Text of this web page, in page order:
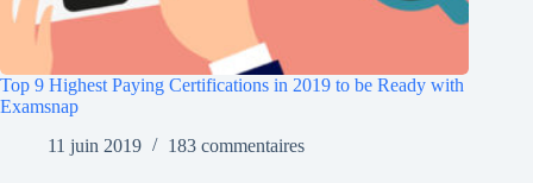
Top 9 Highest Paying Certifications in 2019 to be Ready with
Examsnap
11 juin 2019
183 commentaires